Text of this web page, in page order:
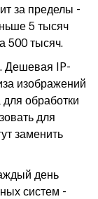
за пределы -
5 тысяч
500 тысяч.
. Дешевая IP-
изображений
для обработки
для
заменить
день
систем -